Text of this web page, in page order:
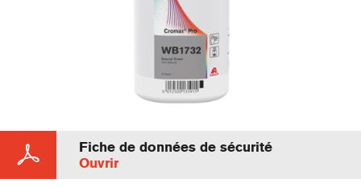
Fiche de données de sécurité
Ouvrir